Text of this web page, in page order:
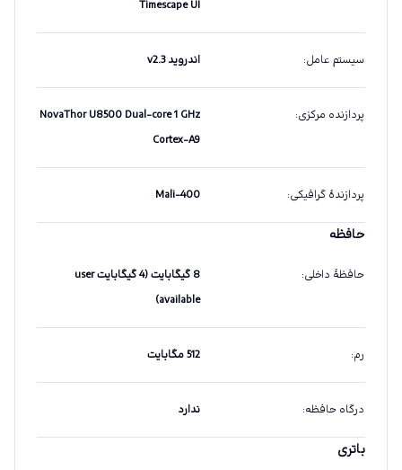
Timescape UI
سیستم عامل: اندروید v2.3
پردازنده مرکزی:
NovaThor U8500 Dual-core 1 GHz
Cortex-A9
پردازندهٔ گرافیکی:
Mali-400
حافظه
حافظهٔ داخلی:
8 گیگابایت (4 گیگابایت user
available)
رم: 512 مگابایت
درگاه حافظه: ندارد
باتری